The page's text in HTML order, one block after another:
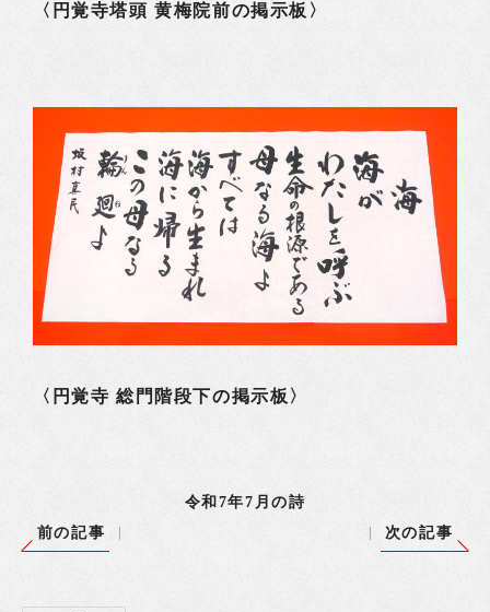
〈円覚寺塔頭 黄梅院前の掲示板〉
〈円覚寺 総門階段下の掲示板〉
令和7年7月の詩
前の記事
次の記事